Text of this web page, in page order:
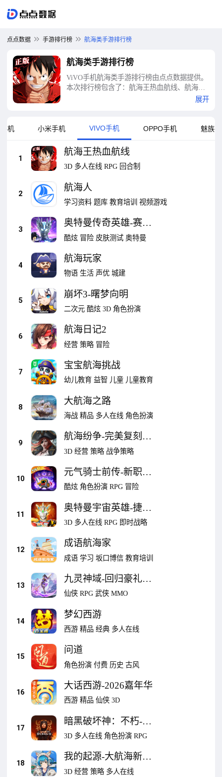
点点数据 手游排行榜 航海类手游排行榜
航海类手游排行榜
ViVO手机航海类手游排行榜由点点数据提供。
本次排行榜包含了：航海王热血航线、航海
人、奥特曼传奇英雄-赛迦返场、航海玩家、崩
气骑士前传-新职业月仙登场等十大航海类手游
排行榜
展开
机 小米手机 VIVO手机 OPPO手机 魅族
1
航海王热血航线
3D 多人在线 RPG 回合制
2
航海人
学习资料 题库 教育培训 视频游戏
3
奥特曼传奇英雄-赛迦
返场
酷炫 冒险 皮肤测试 奥特曼
4
航海玩家
物语 生活 声优 城建
5
崩坏3-曙梦向明
二次元 酷炫 3D 角色扮演
6
航海日记2
经营 策略 冒险
7
宝宝航海挑战
幼儿教育 益智 儿童 儿童教育
8
大航海之路
海战 精品 多人在线 角色扮演
9
航海纷争-完美复刻大
航海时代
3D 经营 策略 战争策略
10
元气骑士前传-新职业
月仙登场
酷炫 角色扮演 RPG 冒险
11
奥特曼宇宙英雄-捷德
觉醒
3D 多人在线 RPG 即时战略
12
成语航海家
成语 学习 坂口博信 教育培训
13
九灵神域-回归豪礼仙
侠手游
仙侠 RPG 武侠 MMO
14
梦幻西游
西游 精品 经典 多人在线
15
问道
角色扮演 付费 历史 古风
16
大话西游-2026嘉年华
西游 精品 仙侠 3D
17
暗黑破坏神：不朽-术
士降临
3D 多人在线 角色扮演 RPG
18
我的起源-大航海新时
代开启
3D 经营 策略 多人在线